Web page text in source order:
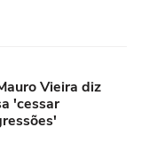
Vieira diz
'cessar